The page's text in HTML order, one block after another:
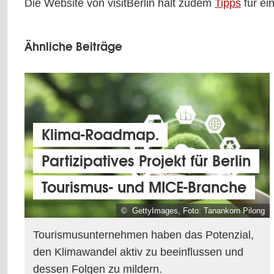
Die Website von visitBerlin hält zudem Tipps für
Ähnliche Beiträge
© GettyImages, Foto: Tanankorn Pilong
Klima-Roadmap.
Partizipatives Projekt für Berlin
Tourismus- und MICE-Branche
Tourismusunternehmen haben das Potenzial,
den Klimawandel aktiv zu beeinflussen und
dessen Folgen zu mildern.